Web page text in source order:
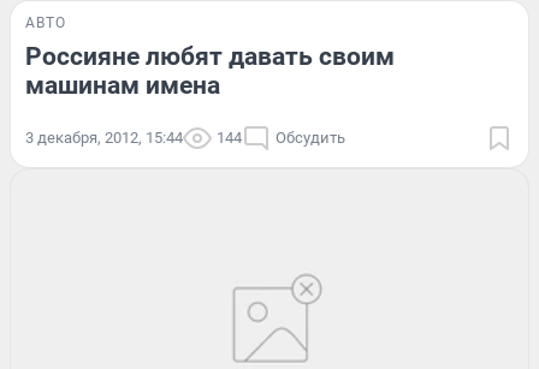
АВТО
Россияне любят давать своим
машинам имена
3 декабря, 2012, 15:44 144 Обсудить